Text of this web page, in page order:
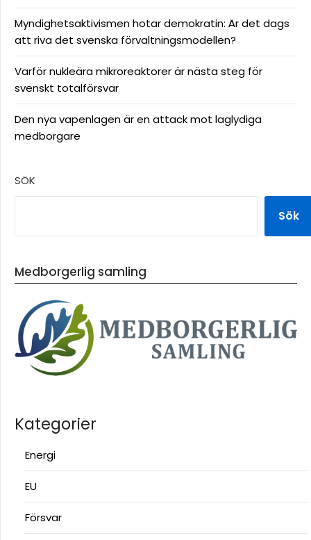
Myndighetsaktivismen hotar demokratin: Är det dags
att riva det svenska förvaltningsmodellen?
Varför nukleära mikroreaktorer är nästa steg för
svenskt totalförsvar
Den nya vapenlagen är en attack mot laglydiga
medborgare
SÖK
Sök
Medborgerlig samling
Kategorier
Energi
EU
Försvar